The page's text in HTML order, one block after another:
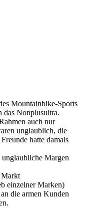
Mountainbike-Sports
das Nonplusultra.
auch nur
unglaublich, die
hatte damals
Margen
Markt
einzelner Marken)
die armen Kunden